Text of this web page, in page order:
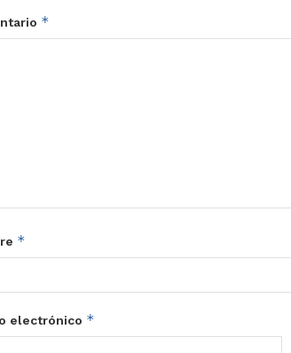
*
*
electrónico *